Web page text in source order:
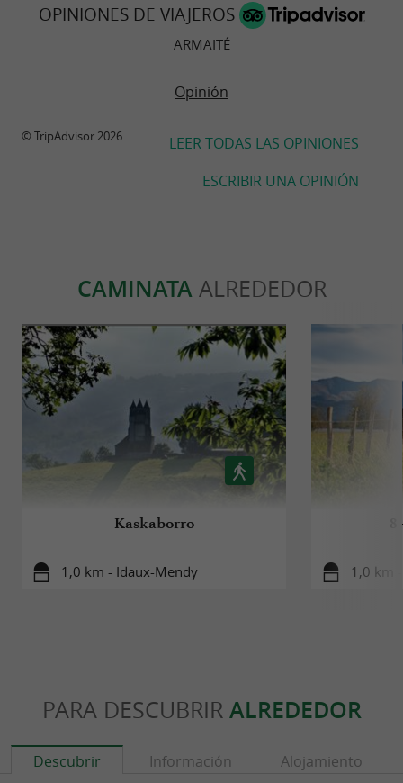
OPINIONES DE VIAJEROS
ARMAITÉ
Opinión
LEER TODAS LAS OPINIONES
ESCRIBIR UNA OPINIÓN
© TripAdvisor 2026
CAMINATAALREDEDOR
Kaskaborro
1,0 km - Idaux-Mendy 1,0 km
PARA DESCUBRIR ALREDEDOR
Descubrir Información Alojamiento